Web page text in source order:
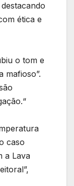
ética e
o tom e
mafioso”.
caso
a Lava